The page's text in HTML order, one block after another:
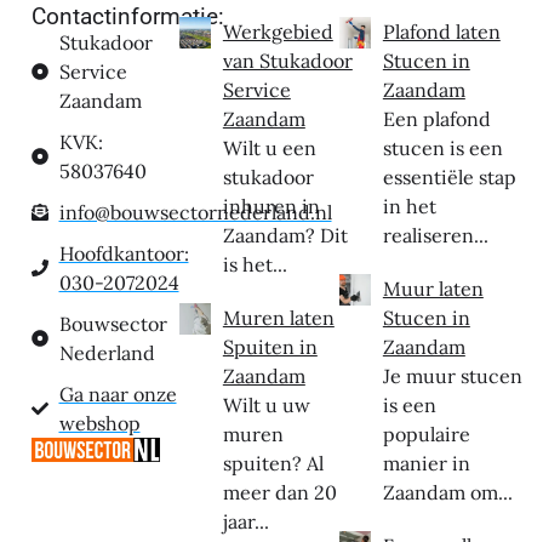
Contactinformatie:
Stukadoor
Service
Zaandam
KVK:
58037640
info@bouwsectornederland.nl
Hoofdkantoor:
030-2072024
Bouwsector
Nederland
Ga naar onze
webshop
Werkgebied
van Stukadoor
Service
Zaandam
Wilt u een
stukadoor
inhuren in
Zaandam? Dit
is het...
Muren laten
Spuiten in
Zaandam
Wilt u uw
muren
spuiten? Al
meer dan 20
jaar...
Plafond laten
Stucen in
Zaandam
Een plafond
stucen is een
essentiële stap
in het
realiseren...
Muur laten
Stucen in
Zaandam
Je muur stucen
is een
populaire
manier in
Zaandam om...